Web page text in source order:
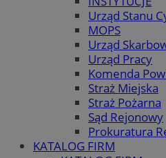
Urząd Stanu
MOPS
Urząd
Urząd Pracy
Komenda
Straż Miejska
Straż Pożarna
Sąd Rejonowy
Prokuratura
KATALOG FIRM